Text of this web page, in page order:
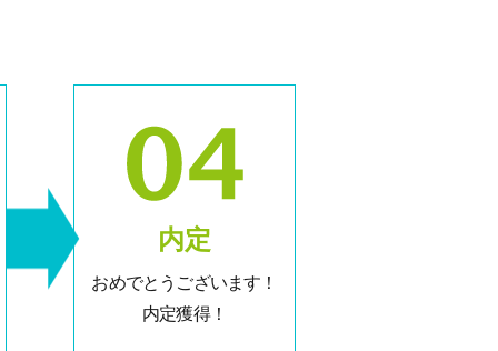
内定
おめでとうございます！
内定獲得！